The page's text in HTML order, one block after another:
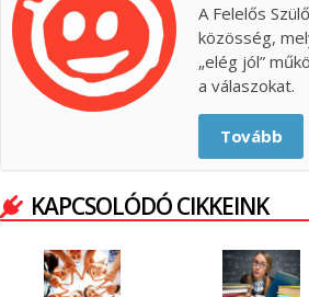
A Felelős
közösség,
„elég jól”
a válaszokat.
Tovább
KAPCSOLÓDÓ CIKKEINK